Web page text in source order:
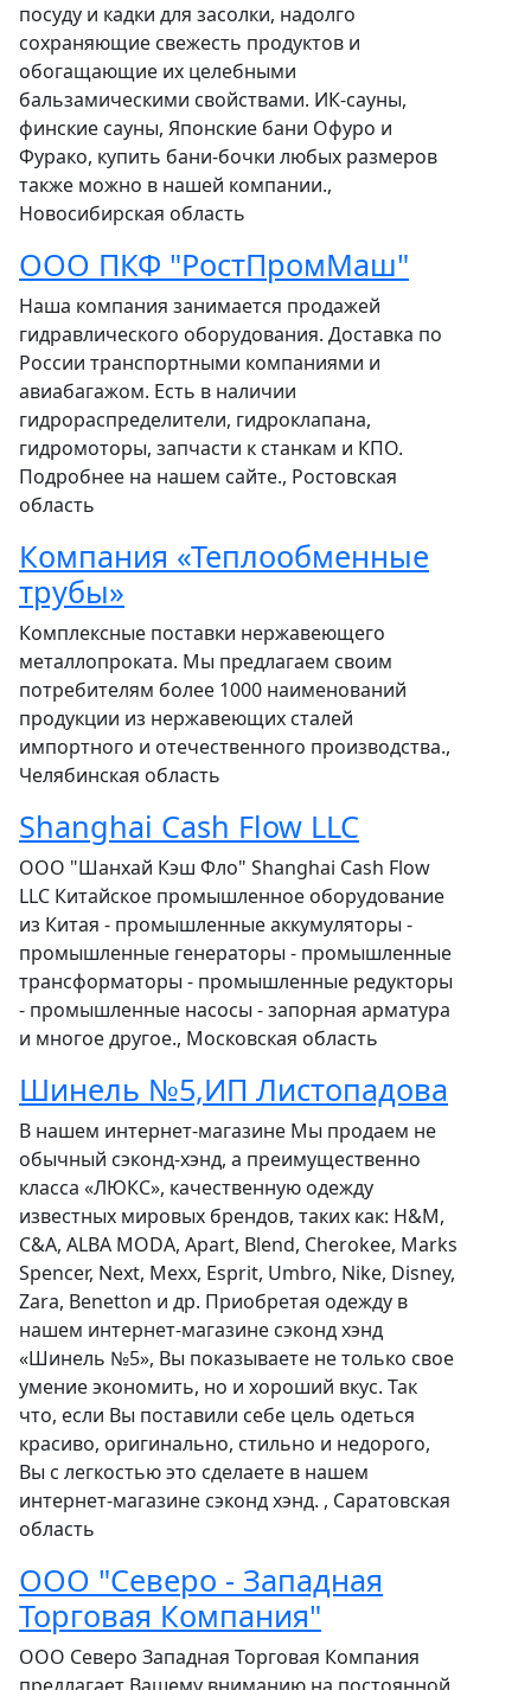
посуду и кадки для засолки, надолго
сохраняющие свежесть продуктов и
обогащающие их целебными
бальзамическими свойствами. ИК-сауны,
финские сауны, Японские бани Офуро и
Фурако, купить бани-бочки любых размеров
также можно в нашей компании.,
Новосибирская область
ООО ПКФ "РостПромМаш"
Наша компания занимается продажей
гидравлического оборудования. Доставка по
России транспортными компаниями и
авиабагажом. Есть в наличии
гидрораспределители, гидроклапана,
гидромоторы, запчасти к станкам и КПО.
Подробнее на нашем сайте., Ростовская
область
Компания «Теплообменные
трубы»
Комплексные поставки нержавеющего
металлопроката. Мы предлагаем своим
потребителям более 1000 наименований
продукции из нержавеющих сталей
импортного и отечественного производства.,
Челябинская область
Shanghai Cash Flow LLC
ООО "Шанхай Кэш Фло" Shanghai Cash Flow
LLC Китайское промышленное оборудование
из Китая - промышленные аккумуляторы -
промышленные генераторы - промышленные
трансформаторы - промышленные редукторы
- промышленные насосы - запорная арматура
и многое другое., Московская область
Шинель №5,ИП Листопадова
В нашем интернет-магазине Мы продаем не
обычный сэконд-хэнд, а преимущественно
класса «ЛЮКС», качественную одежду
известных мировых брендов, таких как: H&M,
C&A, ALBA MODA, Apart, Blend, Cherokee, Marks
Spencer, Next, Mexx, Esprit, Umbro, Nike, Disney,
Zara, Benetton и др. Приобретая одежду в
нашем интернет-магазине сэконд хэнд
«Шинель №5», Вы показываете не только свое
умение экономить, но и хороший вкус. Так
что, если Вы поставили себе цель одеться
красиво, оригинально, стильно и недорого,
Вы с легкостью это сделаете в нашем
интернет-магазине сэконд хэнд. , Саратовская
область
ООО "Северо - Западная
Торговая Компания"
ООО Северо Западная Торговая Компания